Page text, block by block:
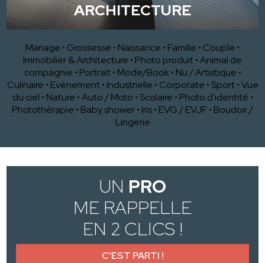
ARCHITECTURE
Mariage • Grossesse • Naissance • Famille • Couple •
Immobilier & Architecture • Photo produit•Animal de
compagnie • Portrait • Mode/Book • Nu / Artistique •
Culinaire • Evènement • Industrielle • Corporate • Sport •Vue
du ciel • Nature •Auto / Moto • Scolaire • Photo d'identité •
Photothérapie • Baby shower• Iris• EVG / EVJF• Boudoir /
Lingerie
UN PRO
ME RAPPELLE
EN 2 CLICS !
C'EST PARTI !